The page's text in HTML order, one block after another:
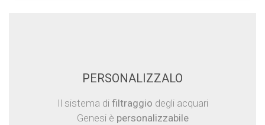
PERSONALIZZALO
Il sistema di filtraggio degli acquari
Genesi è personalizzabile